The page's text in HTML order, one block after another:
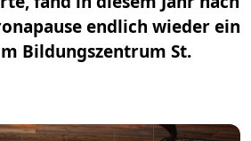
endlich wieder ein
Bildungszentrum St.